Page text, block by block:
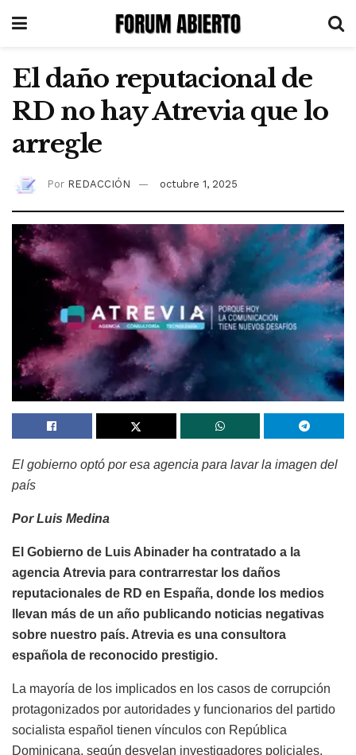
El daño reputacional de
RD no hay Atrevia que lo
arregle
Por REDACCIÓN octubre 1, 2025
El gobierno optó por esa agencia para lavar la imagen del
país
Por Luis Medina
El Gobierno de Luis Abinader ha contratado a la
agencia Atrevia para contrarrestar los daños
reputacionales de RD en España, donde los medios
llevan más de un año publicando noticias negativas
sobre nuestro país. Atrevia es una consultora
española de reconocido prestigio.
La mayoría de los implicados en los casos de corrupción
protagonizados por autoridades y funcionarios del partido
socialista español tienen vínculos con República
Dominicana, según desvelan investigadores policiales,